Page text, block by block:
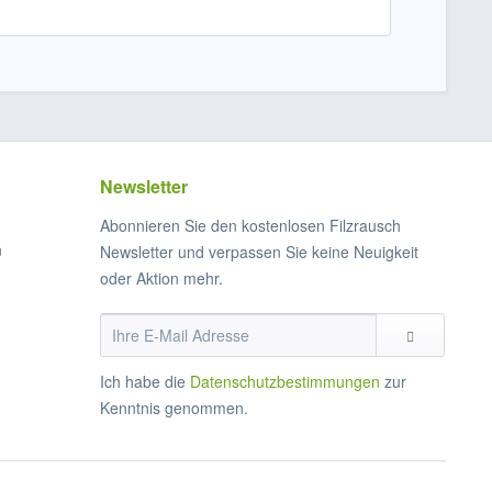
Newsletter
Abonnieren Sie den kostenlosen Filzrausch
Newsletter und verpassen Sie keine Neuigkeit
oder Aktion mehr.
Ich habe die Datenschutzbestimmungen zur
Kenntnis genommen.